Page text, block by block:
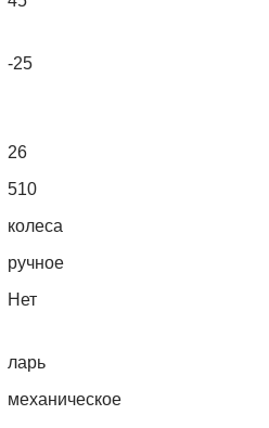
-25
26
510
колеса
ручное
Нет
ларь
механическое